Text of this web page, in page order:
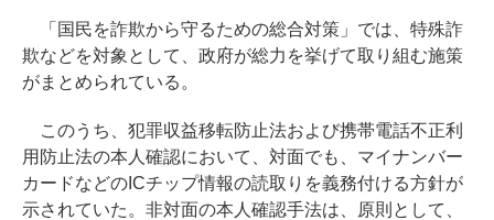
「国民を詐欺から守るための総合対策」では、特殊詐
欺などを対象として、政府が総力を挙げて取り組む施策
がまとめられている。
このうち、犯罪収益移転防止法および携帯電話不正利
用防止法の本人確認において、対面でも、マイナンバー
カードなどのICチップ情報の読取りを義務付ける方針が
示されていた。非対面の本人確認手法は、原則として、